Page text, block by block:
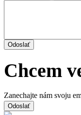
Chcem
Zanechajte nám svoju